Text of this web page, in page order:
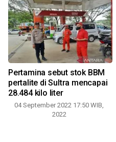
Pertamina sebut stok BBM
pertalite di Sultra mencapai
28.484 kilo liter
04 September 2022 17:50 WIB,
2022